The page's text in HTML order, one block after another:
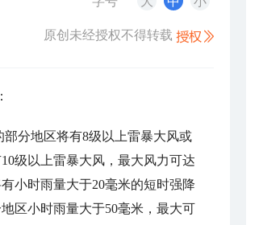
原创未经授权不得转载
分地区将有8级以上雷暴大风或
级以上雷暴大风，最大风力可达
小时雨量大于20毫米的短时强降
区小时雨量大于50毫米，最大可